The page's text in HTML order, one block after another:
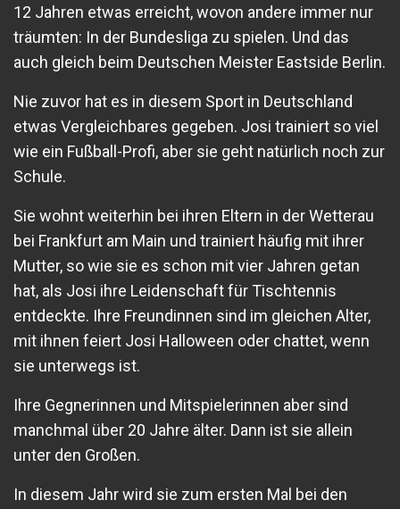
12 Jahren etwas erreicht, wovon andere immer nur
träumten: In der Bundesliga zu spielen. Und das
auch gleich beim Deutschen Meister Eastside Berlin.
Nie zuvor hat es in diesem Sport in Deutschland
etwas Vergleichbares gegeben. Josi trainiert so viel
wie ein Fußball-Profi, aber sie geht natürlich noch zur
Schule.
Sie wohnt weiterhin bei ihren Eltern in der Wetterau
bei Frankfurt am Main und trainiert häufig mit ihrer
Mutter, so wie sie es schon mit vier Jahren getan
hat, als Josi ihre Leidenschaft für Tischtennis
entdeckte. Ihre Freundinnen sind im gleichen Alter,
mit ihnen feiert Josi Halloween oder chattet, wenn
sie unterwegs ist.
Ihre Gegnerinnen und Mitspielerinnen aber sind
manchmal über 20 Jahre älter. Dann ist sie allein
unter den Großen.
In diesem Jahr wird sie zum ersten Mal bei den